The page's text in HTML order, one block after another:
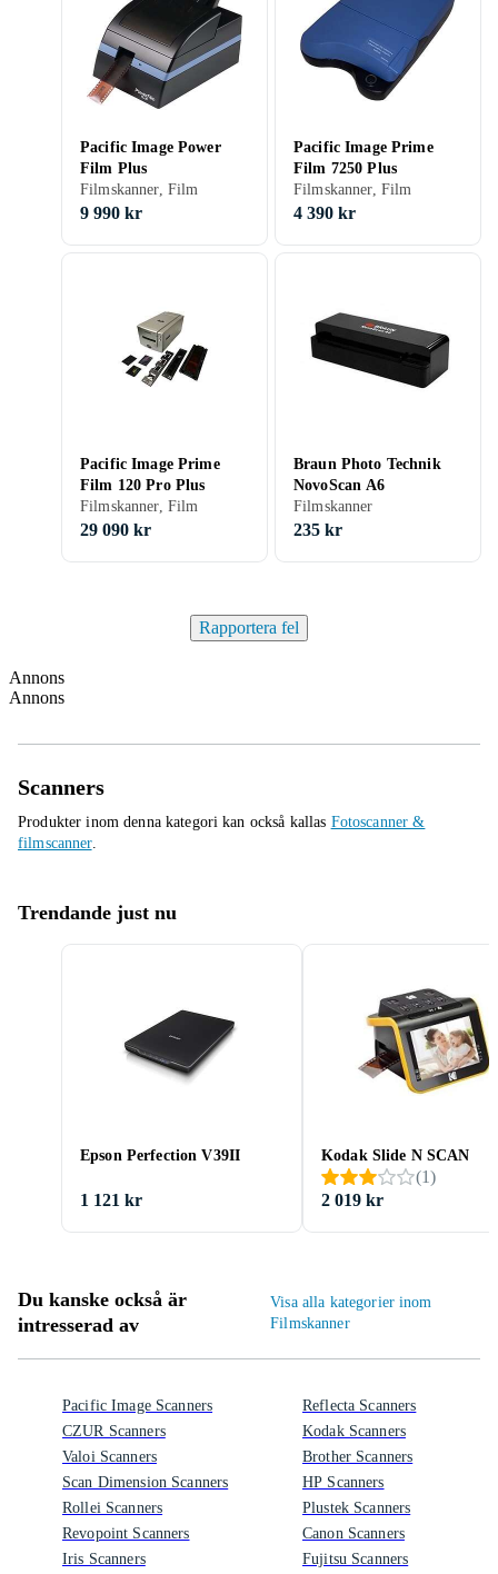
Pacific Image Power
Film Plus
Filmskanner, Film
9 990 kr
Pacific Image Prime
Film 7250 Plus
Filmskanner, Film
4 390 kr
Pacific Image Prime
Film 120 Pro Plus
Filmskanner, Film
29 090 kr
Braun Photo Technik
NovoScan A6
Filmskanner
235 kr
Rapportera fel
Annons
Annons
Scanners
Produkter inom denna kategori kan också kallas Fotoscanner &
filmscanner.
Trendande just nu
Epson Perfection V39II
1 121 kr
Kodak Slide N SCAN
(1)
2 019 kr
Du kanske också är
intresserad av
Visa alla kategorier inom
Filmskanner
Pacific Image Scanners
CZUR Scanners
Valoi Scanners
Scan Dimension Scanners
Rollei Scanners
Revopoint Scanners
Iris Scanners
Reflecta Scanners
Kodak Scanners
Brother Scanners
HP Scanners
Plustek Scanners
Canon Scanners
Fujitsu Scanners